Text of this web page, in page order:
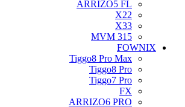
ARRIZO5 FL
X22
X33
MVM 315
FOWNIX
Tiggo8 Pro Max
Tiggo8 Pro
Tiggo7 Pro
FX
ARRIZO6 PRO